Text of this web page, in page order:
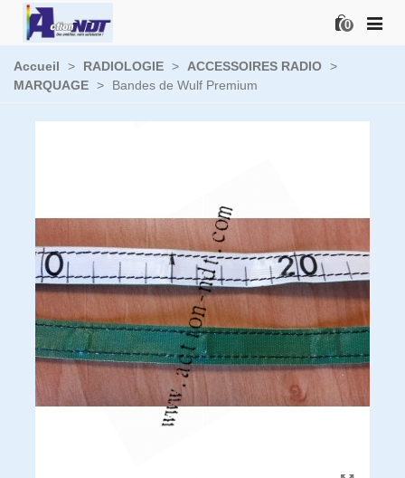
0
Accueil > RADIOLOGIE > ACCESSOIRES RADIO >
MARQUAGE > Bandes de Wulf Premium